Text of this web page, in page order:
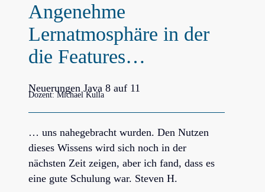
Angenehme
Lernatmosphäre in der
die Features…
Neuerungen Java 8 auf 11
Dozent: Michael Kulla
… uns nahegebracht wurden. Den Nutzen
dieses Wissens wird sich noch in der
nächsten Zeit zeigen, aber ich fand, dass es
eine gute Schulung war. Steven H.